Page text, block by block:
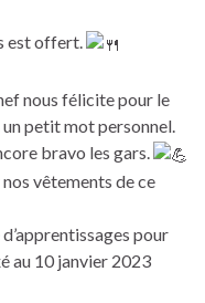
est offert.
nous félicite pour le
petit mot personnel.
bravo les gars.
vêtements de ce
pour
au 10 janvier 2023